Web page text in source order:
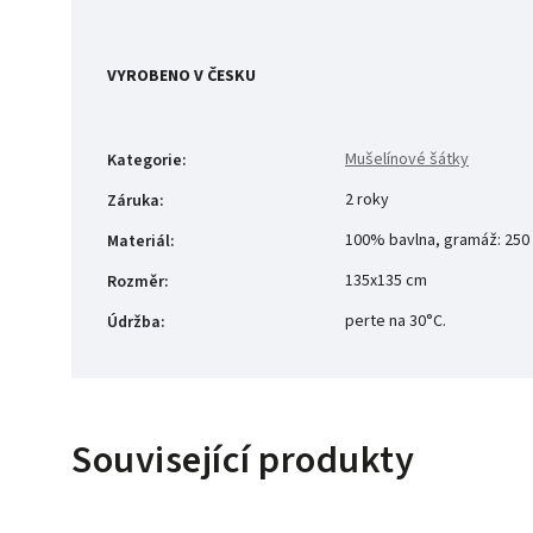
VYROBENO V ČESKU
Kategorie:
Mušelínové šátky
Záruka:
2 roky
Materiál:
100% bavlna, gramáž:
Rozměr:
135x135 cm
Údržba: perte na 30°C.
Související produkty